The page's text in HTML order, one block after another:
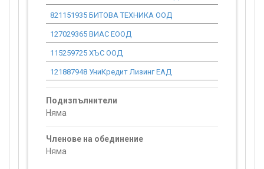
821151935 БИТОВА ТЕХНИКА ООД
127029365 ВИАС ЕООД
115259725 ХЪС ООД
121887948 УниКредит Лизинг ЕАД
Подизпълнители
Няма
Членове на обединение
Няма